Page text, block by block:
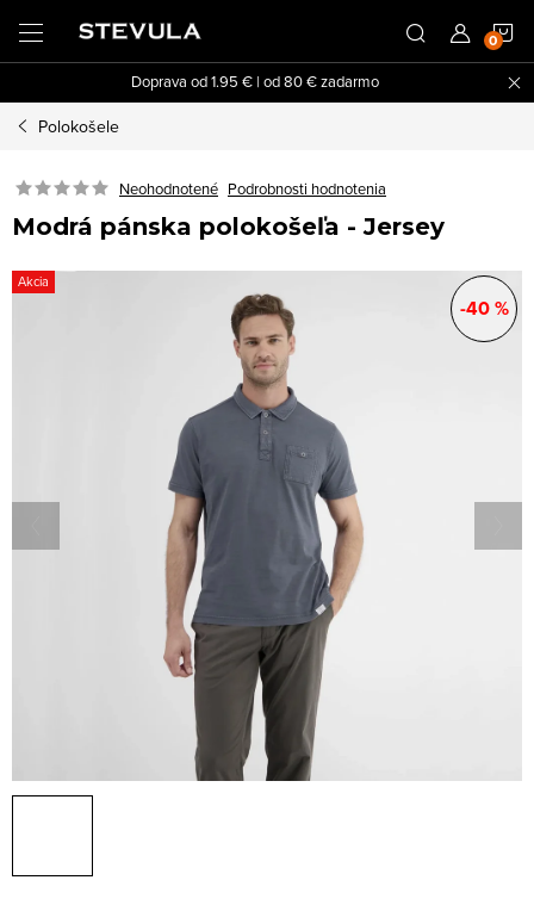
obsah
Doprava od 1.95 € | od 80 € zadarmo
Polokošele
Neohodnotené Podrobnosti hodnotenia
Modrá pánska polokošeľa - Jersey
Akcia
-40 %